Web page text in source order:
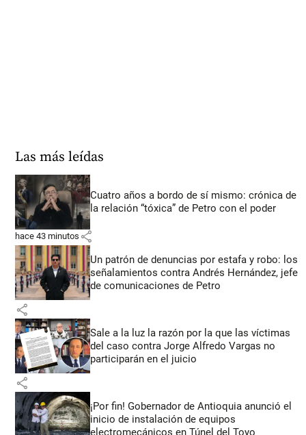
Las más leídas
Cuatro años a bordo de sí mismo: crónica de
la relación “tóxica” de Petro con el poder
hace 43 minutos share
Un patrón de denuncias por estafa y robo: los
señalamientos contra Andrés Hernández, jefe
de comunicaciones de Petro
share
Sale a la luz la razón por la que las víctimas
del caso contra Jorge Alfredo Vargas no
participarán en el juicio
share
¡Por fin! Gobernador de Antioquia anunció el
inicio de instalación de equipos
electromecánicos en Túnel del Toyo